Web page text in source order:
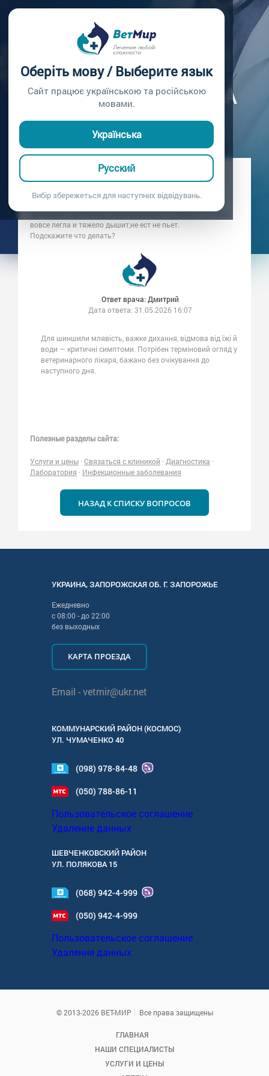
Оберіть мову / Выберите язык
Сайт працює українською та російською
мовами.
Українська
Русский
Вибір збережеться для наступних відвідувань.
Вопросы врачу /
ЛЕЖИТ И ТЯЖЕЛО
ДЫШИТ ШИНШИЛА
Вопрос врачу №280
Вопрос владельца: Иван
Шиншила стала очень вялая,забилась в уголок,а потом и
вовсе легла и тяжело дышит,не ест не пьет.
Подскажите что делать?
Ответ врача: Дмитрий
Дата ответа: 31.05.2026 16:07
Для шиншили млявість, важке дихання, відмова від їжі й
води — критичні симптоми. Потрібен терміновий огляд у
ветеринарного лікаря, бажано без очікування до
наступного дня.
Полезные разделы сайта:
Услуги и цены · Связаться с клиникой · Диагностика ·
Лаборатория · Инфекционные заболевания
НАЗАД К СПИСКУ ВОПРОСОВ
УКРАИНА,ЗАПОРОЖСКАЯОБ. Г. ЗАПОРОЖЬЕ
Ежедневно
с08:00 - до22:00
без выходных
КАРТА ПРОЕЗДА
Email -vetmir@ukr.net
КОММУНАРСКИЙ РАЙОН (КОСМОС)
УЛ. ЧУМАЧЕНКО 40
(098) 978-84-48
(050) 788-86-11
Пользовательское соглашение
Удаление данных
ШЕВЧЕНКОВСКИЙ РАЙОН
УЛ. ПОЛЯКОВА 15
(068) 942-4-999
(050) 942-4-999
Пользовательское соглашение
Удаление данных
© 2013-2026 ВЕТ-МИР Все права защищены
ГЛАВНАЯ
НАШИ СПЕЦИАЛИСТЫ
УСЛУГИ И ЦЕНЫ